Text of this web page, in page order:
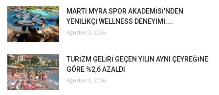
MARTI MYRA SPOR AKADEMİSİ’NDEN
YENİLİKÇİ WELLNESS DENEYİMİ:...
Ağustos 2, 2026
TURİZM GELİRİ GEÇEN YILIN AYNI ÇEYREĞİNE
GÖRE %2,6 AZALDI
Ağustos 1, 2026